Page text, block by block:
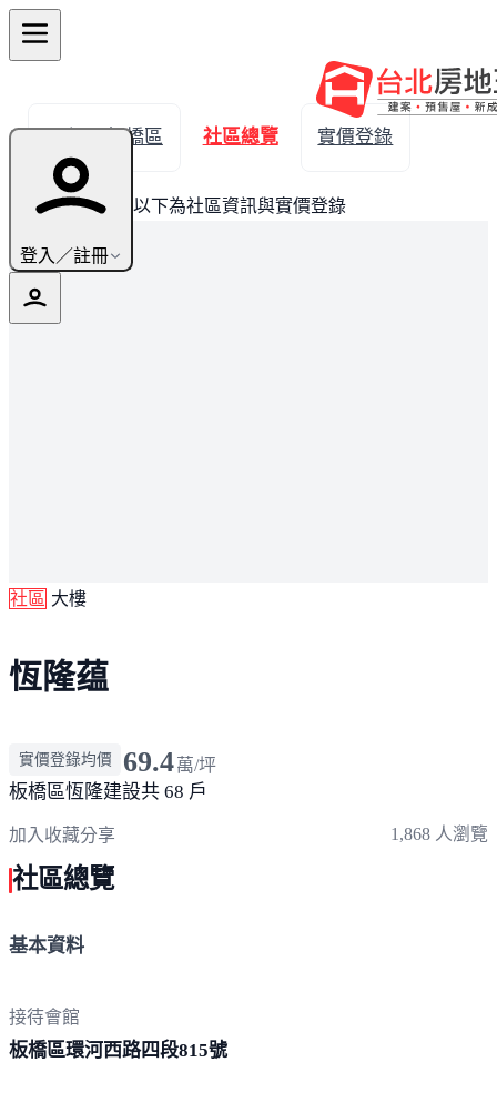
登入／註冊
← 返回板橋區 社區總覽 實價登錄
此建案已完銷，以下為社區資訊與實價登錄
社區 大樓
恆隆蕴
實價登錄均價 69.4萬/坪
板橋區恆隆建設共 68 戶
加入收藏分享 1,868 人瀏覽
社區總覽
基本資料
接待會館
板橋區環河西路四段815號